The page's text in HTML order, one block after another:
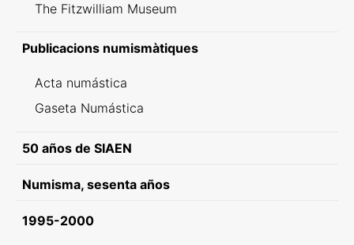
The Fitzwilliam Museum
Publicacions numismàtiques
Acta numástica
Gaseta Numástica
50 años de SIAEN
Numisma, sesenta años
1995-2000